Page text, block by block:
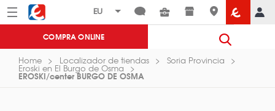
Menú Eroski
COMPRA ONLINE
Home Localizador de tiendas Soria Provincia
Eroski en El Burgo de Osma
EROSKI/center BURGO DE OSMA